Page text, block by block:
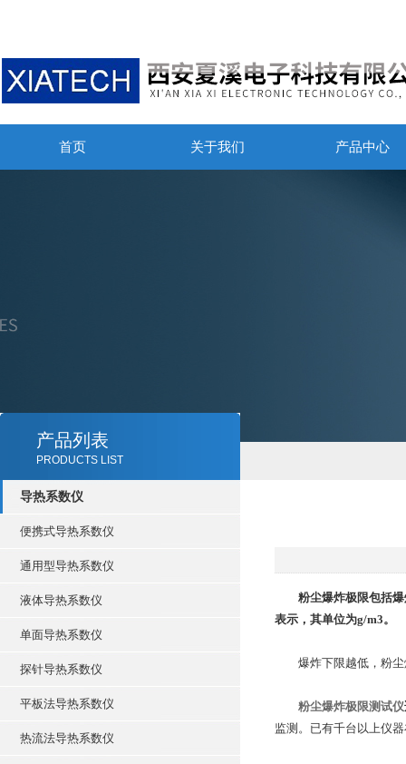
首页 关于我们 产品中心
产品列表
PRODUCTS LIST
导热系数仪
便携式导热系数仪
通用型导热系数仪
液体导热系数仪
单面导热系数仪
探针导热系数仪
平板法导热系数仪
热流法导热系数仪
粉尘爆炸极限包括
表示，其单位为g/m3。
爆炸下限越低，粉尘
粉尘爆炸极限测试仪
监测。已有千台以上仪